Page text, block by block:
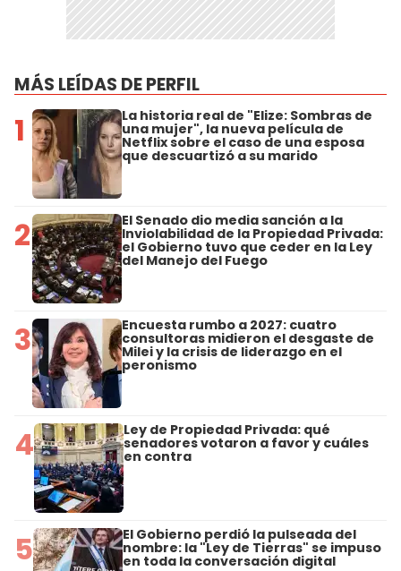
MÁS LEÍDAS DE PERFIL
1 La historia real de "Elize: Sombras de
una mujer", la nueva película de
Netflix sobre el caso de una esposa
que descuartizó a su marido
2 El Senado dio media sanción a la
Inviolabilidad de la Propiedad Privada:
el Gobierno tuvo que ceder en la Ley
del Manejo del Fuego
3 Encuesta rumbo a 2027: cuatro
consultoras midieron el desgaste de
Milei y la crisis de liderazgo en el
peronismo
4 Ley de Propiedad Privada: qué
senadores votaron a favor y cuáles
en contra
5 El Gobierno perdió la pulseada del
nombre: la "Ley de Tierras" se impuso
en toda la conversación digital